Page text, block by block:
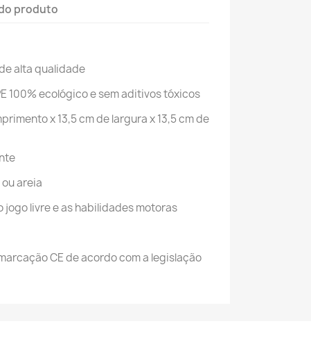
produto
alta qualidade
100% ecológico e sem aditivos tóxicos
x 13,5 cm de largura x 13,5 cm de
areia
jogo livre e as habilidades motoras
CE de acordo com a legislação